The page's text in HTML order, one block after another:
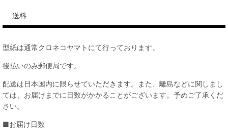
送料
型紙は通常クロネコヤマトにて行っております。
後払いのみ郵便局です。
配送は日本国内に限らせていただきます。また、離島などに関しまし
ては、お届けまでに日数がかかることがございます。予めご了承くだ
さい。
■お届け日数